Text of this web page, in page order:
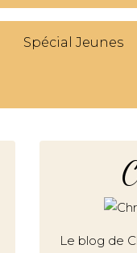
Spécial Jeunes
Le blog de